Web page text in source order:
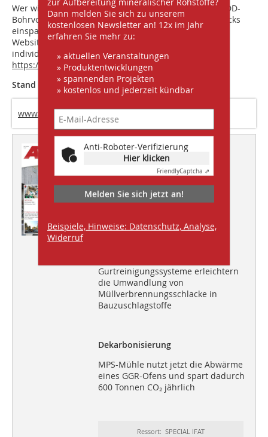
Wer wissen will, wie viel sich bei unterschiedlichen HDD-
Bohrvorhaben durch den Einsatz des Mudcleaner Trucks
einsparen lässt, für den lohnt sich ein Besuch auf der
Website von Max Wild. Ein Vorteilsrechner zeigt das
individuelle Einsparpotenzial jeder Baustelle:
https://www.maxwild.com/produkte/mudcleaner
Stand B2, 411/510
www.maxwild.com
Dieser Artikel erschien in
AT 04/2024
SPECIAL
Gurtreinigungssysteme erleichtern
die Umwandlung von
Müllverbrennungsschlacke in
Bauzuschlagstoffe
Dekarbonisierung
MPS-Mühle nutzt jetzt die Abwärme
eines GGR-Ofens und spart dadurch
600 Tonnen CO₂ jährlich
Ressort: SPECIAL IFAT
Dann melden Sie sich zu unserem
kostenlosen Newsletter an! 12x im Jahr
erfahren Sie mehr zu:
» aktuellen Veranstaltungen
» Produktentwicklungen
» spannenden Projekten
» kostenlos und jederzeit kündbar
Anti-Roboter-Verifizierung
Hier klicken
FriendlyCaptcha ⇗
Melden Sie sich jetzt an!
Beispiele, Hinweise: Datenschutz, Analyse,
Widerruf